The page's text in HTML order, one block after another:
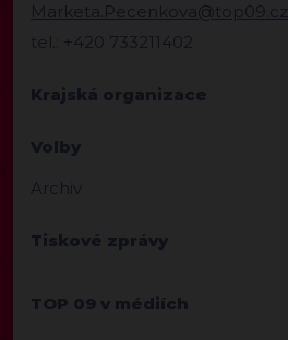
Marketa.Pecenkova@top09.cz
tel.: +420 733211402
Krajská organizace
Volby
Archiv
Tiskové zprávy
TOP 09 v médiích